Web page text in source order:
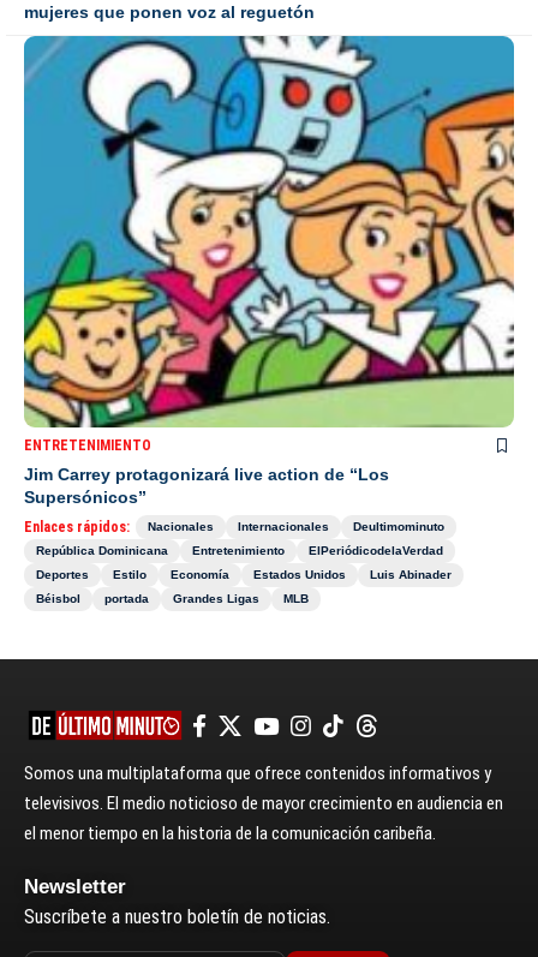
mujeres que ponen voz al reguetón
ENTRETENIMIENTO
Jim Carrey protagonizará live action de “Los
Supersónicos”
Enlaces rápidos: Nacionales Internacionales
Deultimominuto
República Dominicana
Entretenimiento
ElPeriódicodelaVerdad
Deportes
Estilo Economía Estados Unidos
Luis Abinader
Béisbol
portada Grandes Ligas MLB
Somos una multiplataforma que ofrece contenidos informativos y
televisivos. El medio noticioso de mayor crecimiento en audiencia en
el menor tiempo en la historia de la comunicación caribeña.
Newsletter
Suscríbete a nuestro boletín de noticias.